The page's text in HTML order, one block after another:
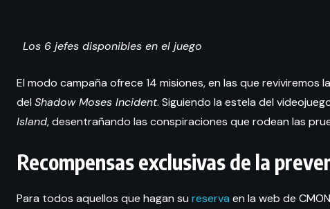
Los 6 jefes disponibles en el juego
El modo campaña ofrece 14 misiones, en las que
del Shadow Moses Incident. Siguiendo la estela del
Island, desentrañando las conspiraciones que rodean las
Recompensas exclusivas de la
Para todos aquellos que hagan su reserva en la web de